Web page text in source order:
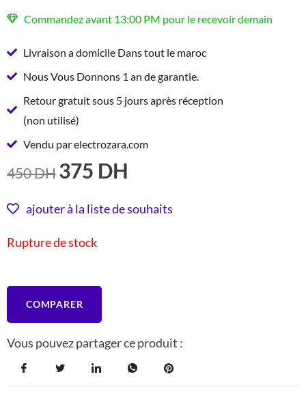
Commandez avant 13:00 PM pour le recevoir demain
Livraison a domicile Dans tout le maroc
Nous Vous Donnons 1 an de garantie.
Retour gratuit sous 5 jours après réception
(non utilisé)
Vendu par electrozara.com
450DH LE
INITIAL
450 DH.
375 DH
ACTUEL
ajouter à la liste de souhaits
Rupture de stock
COMPARER
Vous pouvez partager ce produit :